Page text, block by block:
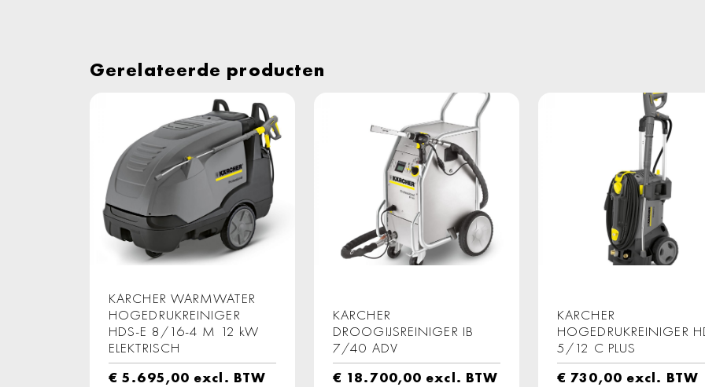
Gerelateerde producten
KARCHER WARMWATER
HOGEDRUKREINIGER
HDS-E 8/16-4 M 12 kW
ELEKTRISCH
€ 5.695,00 excl. BTW
KARCHER
DROOGIJSREINIGER IB
7/40 ADV
€ 18.700,00 excl. BTW
KARCHER
HOGEDRUKREINIGER
5/12 C PLUS
€ 730,00 excl. BTW